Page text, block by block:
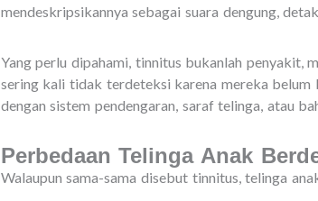
mendeskripsikannya sebagai suara dengung,
Yang perlu dipahami, tinnitus bukanlah penyakit,
sering kali tidak terdeteksi karena mereka belum
dengan sistem pendengaran, saraf telinga, atau
Perbedaan Telinga Anak
Walaupun sama-sama disebut tinnitus, telinga